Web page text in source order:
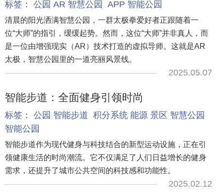
标签： 公园 AR 智慧公园 APP 智能公园
清晨的阳光洒满智慧公园，一群太极拳爱好者正跟随着一
位“大师”的指引，缓缓起势。然而，这位“大师”并非真人，而
是一位由增强现实（AR）技术打造的虚拟导师。这就是AR
太极，智慧公园里的一道亮丽风景线。
2025.05.07
智能步道：全面健身引领时尚
标签： 公园 智能步道 积分系统 能源 景区 智慧公园
智能公园
智能步道作为现代健身与科技结合的新型运动设施，正在引
领健康生活的时尚潮流。它不仅满足了人们日益增长的健身
需求，还提升了城市公共空间的科技感和功能性。
2025.02.12